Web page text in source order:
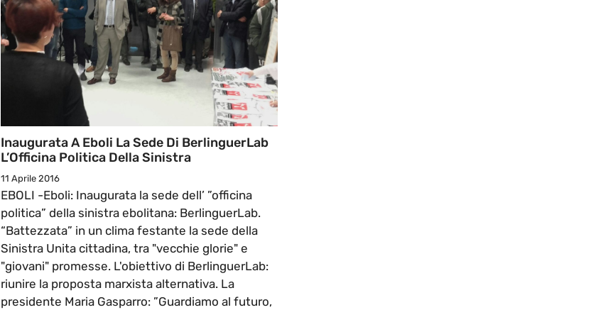
Inaugurata A Eboli La Sede Di BerlinguerLab
L’Officina Politica Della Sinistra
11 Aprile 2016
EBOLI -Eboli: Inaugurata la sede dell’ ”officina
politica” della sinistra ebolitana: BerlinguerLab.
“Battezzata” in un clima festante la sede della
Sinistra Unita cittadina, tra "vecchie glorie" e
"giovani" promesse. L'obiettivo di BerlinguerLab:
riunire la proposta marxista alternativa. La
presidente Maria Gasparro: ”Guardiamo al futuro,